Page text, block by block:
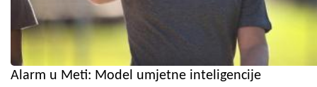
Alarm u Meti: Model umjetne inteligencije